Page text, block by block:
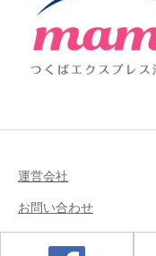
運営会社
お問い合わせ